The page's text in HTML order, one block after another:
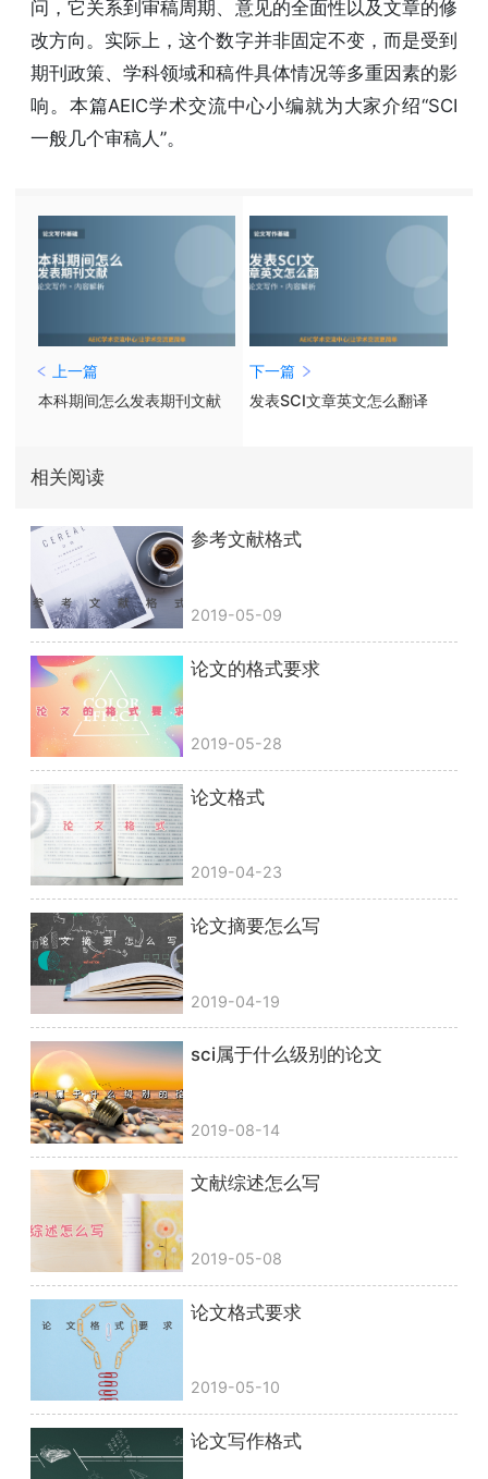
问，它关系到审稿周期、意见的全面性以及文章的修
改方向。实际上，这个数字并非固定不变，而是受到
期刊政策、学科领域和稿件具体情况等多重因素的影
响。本篇AEIC学术交流中心小编就为大家介绍“SCI
一般几个审稿人”。
上一篇
本科期间怎么发表期刊文献
下一篇
发表SCI文章英文怎么翻译
相关阅读
参考文献格式
2019-05-09
论文的格式要求
2019-05-28
论文格式
2019-04-23
论文摘要怎么写
2019-04-19
sci属于什么级别的论文
2019-08-14
文献综述怎么写
2019-05-08
论文格式要求
2019-05-10
论文写作格式